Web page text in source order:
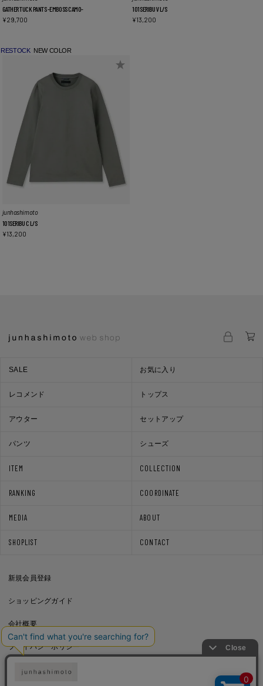
GATHER TUCK PANTS -EMBOSS CAMO-
¥29,700
101SERIBU V L/S
¥13,200
RESTOCK NEW COLOR
junhashimoto
101SERIBU C L/S
¥13,200
ITEM COLLECTION
RANKING COORDINATE
MEDIA ABOUT
SHOPLIST CONTACT
SALE お気に入り
レコメンド トップス
アウター セットアップ
パンツ シューズ
新規会員登録
ショッピングガイド
会社概要
プライバシーポリシー
通信販売法に基づく表記